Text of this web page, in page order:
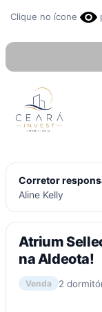
Clique no ícone
Corretor
Aline Kelly
Atrium
na Aldeota!
Venda 2